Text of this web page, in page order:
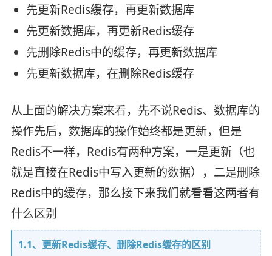
先更新Redis缓存，再更新数据库
先更新数据库，再更新Redis缓存
先删除Redis中的缓存，再更新数据库
先更新数据库，在删除Redis缓存
从上面的解决方案来看，先不说Redis、数据库的
操作先后，数据库的操作始终都是更新，但是
Redis不一样，Redis有两种方案，一是更新（也
就是直接在Redis中写入更新的数据），二是删除
Redis中的缓存，那么接下来我们就看看这两者有
什么区别
1.1、更新Redis缓存、删除Redis缓存的区别